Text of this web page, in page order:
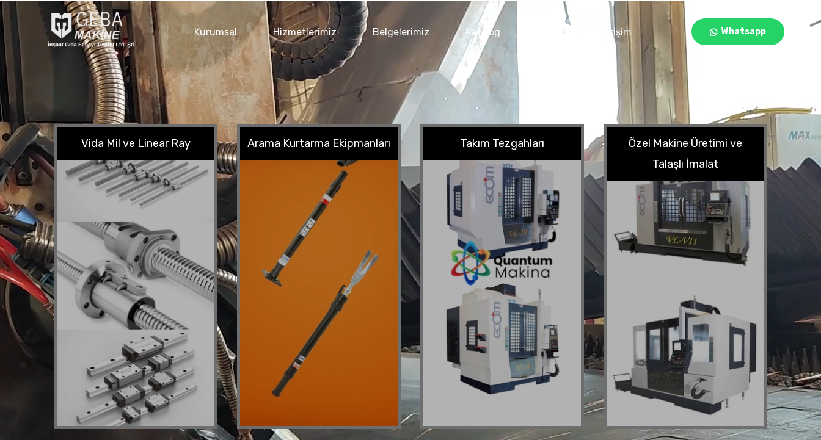
Kurumsal Hizmetlerimiz Belgelerimiz Katalog İletişim Whatsapp
Vida Mil ve Linear Ray Arama Kurtarma Ekipmanları Takım Tezgahları
Özel Makine Üretimi ve
Talaşlı İmalat